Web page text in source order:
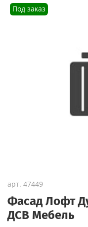
Под заказ
арт. 47449
Фасад Лофт
ДСВ Мебель